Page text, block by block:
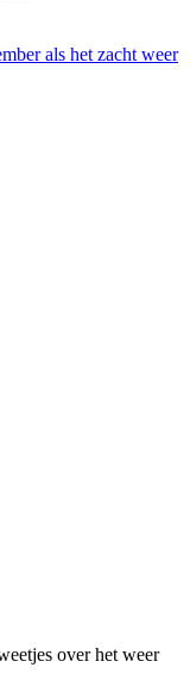
als het zacht weer
over het weer